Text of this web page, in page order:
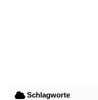
Schlagworte